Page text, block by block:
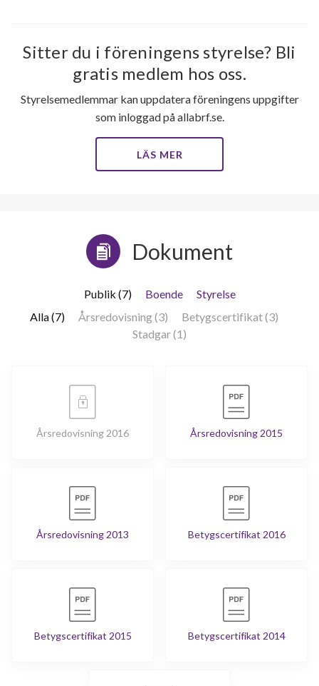
Sitter du i föreningens styrelse? Bli
gratis medlem hos oss.
Styrelsemedlemmar kan uppdatera föreningens uppgifter
som inloggad på allabrf.se.
LÄS MER
Dokument
Publik (7) Boende
Styrelse
Alla (7)
Årsredovisning (3)
Betygscertifikat (3)
Stadgar (1)
Årsredovisning 2016 Årsredovisning 2015
Årsredovisning 2013 Betygscertifikat 2016
Betygscertifikat 2015 Betygscertifikat 2014